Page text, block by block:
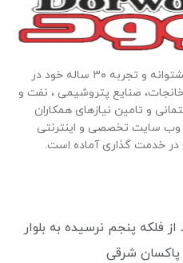
” با توجه به پشتوانه و تجربه ۳۰ ساله خود در
صنایع پتروشیمی ، نفت و
و تامین نیازهای همکاران
وب سایت تخصصی و اینترنتی
فلکه پنجم نرسیده به بلوار
شرقی